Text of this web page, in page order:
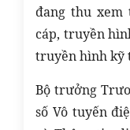
đang thu
cáp, truyền
truyền hình kỹ
Bộ trưởng
số Vô tuyến